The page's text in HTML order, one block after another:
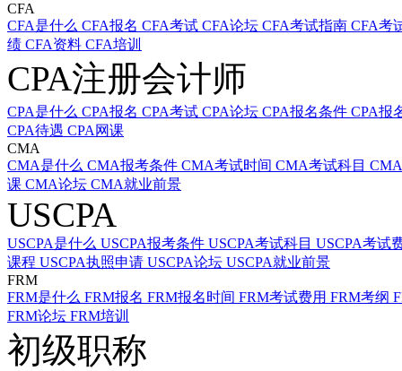
CFA
CFA是什么 CFA报名 CFA考试 CFA论坛 CFA考试指南 CFA考
绩 CFA资料 CFA培训
CPA注册会计师
CPA是什么 CPA报名 CPA考试 CPA论坛 CPA报名条件 CPA报
CPA待遇 CPA网课
CMA
CMA是什么 CMA报考条件 CMA考试时间 CMA考试科目
课 CMA论坛 CMA就业前景
USCPA
USCPA是什么 USCPA报考条件 USCPA考试科目 USCPA考试
课程 USCPA执照申请 USCPA论坛 USCPA就业前景
FRM
FRM是什么 FRM报名 FRM报名时间 FRM考试费用 FRM考纲
FRM论坛 FRM培训
初级职称